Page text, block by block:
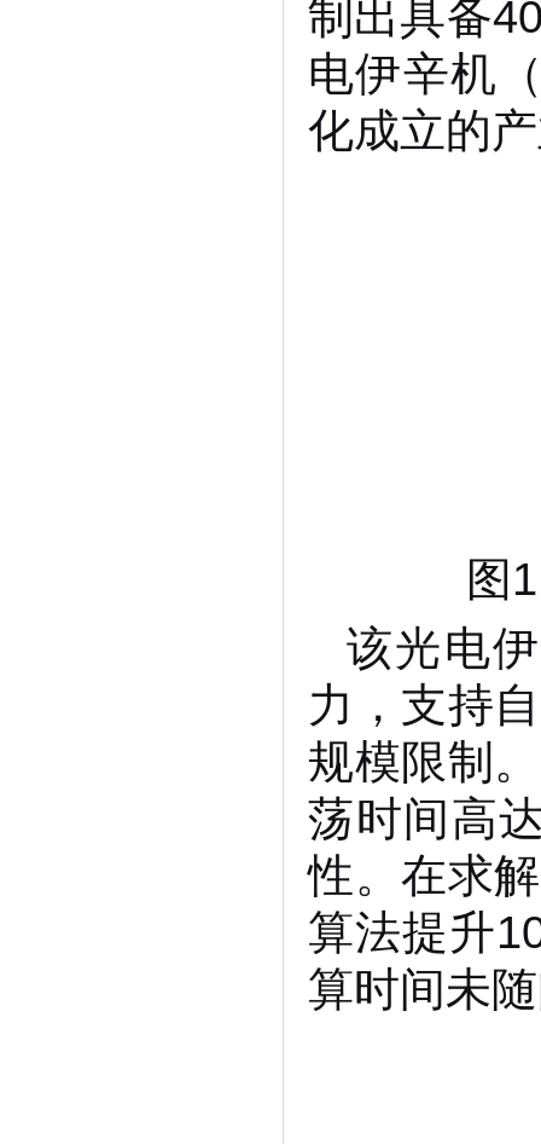
制出具备
电伊辛机
化成立的
图
该光电
力，支持
规模限制
荡时间高
性。在求
算法提升
算时间未